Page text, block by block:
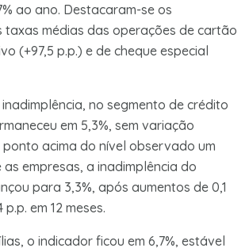
ao ano. Destacaram-se os
taxas médias das operações de cartão
(+97,5 p.p.) e de cheque especial
no segmento de crédito
em 5,3%, sem variação
ponto acima do nível observado um
as empresas, a inadimplência do
para 3,3%, após aumentos de 0,1
em 12 meses.
o indicador ficou em 6,7%, estável